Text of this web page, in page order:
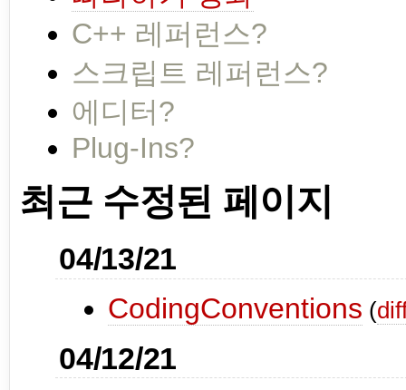
C++ 레퍼런스?
스크립트 레퍼런스?
에디터?
Plug-Ins?
최근 수정된 페이지
04/13/21
CodingConventions (
04/12/21